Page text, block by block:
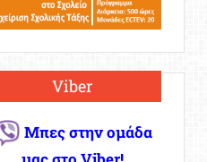
Viber
Μπες στην ομάδα